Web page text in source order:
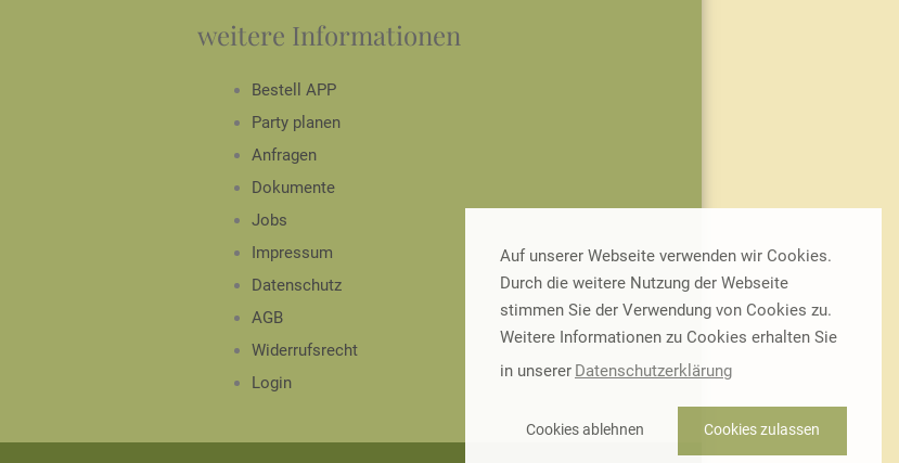
Auf unserer Webseite verwenden wir Cookies.
Durch die weitere Nutzung der Webseite
stimmen Sie der Verwendung von Cookies zu.
Weitere Informationen zu Cookies erhalten Sie
in unserer Datenschutzerklärung
Cookies ablehnen Cookies zulassen
weitere Informationen
Bestell APP
Party planen
Anfragen
Dokumente
Jobs
Impressum
Datenschutz
AGB
Widerrufsrecht
Login